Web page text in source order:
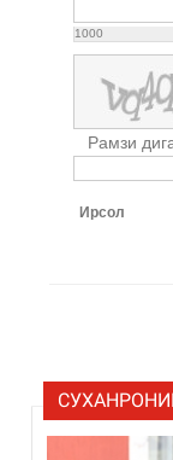
1000
Рамзи
Ирсол